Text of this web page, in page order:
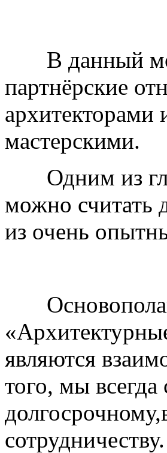
В данный
партнёрские
мастерскими.
Одним из
можно считать
из очень
являются
того, мы
сотрудничеству.